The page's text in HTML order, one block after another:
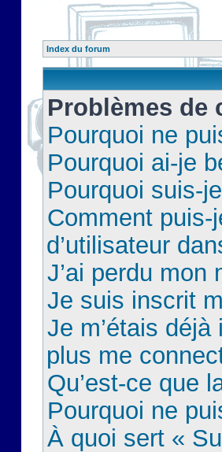
Index du forum
Problèmes de
Pourquoi ne
Pourquoi ai-je
Pourquoi suis-
Comment puis-
d’utilisateur
J’ai perdu mon
Je suis inscrit
Je m’étais
plus me
Qu’est-ce que
Pourquoi ne
À quoi sert «